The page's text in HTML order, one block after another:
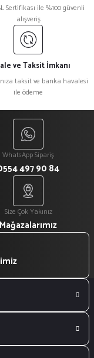
Sertifikası ile %100 güvenli
alışveriş
ve Taksit İmkanı
taksit ve banka havalesi
ile ödeme
WhatsApp Sipariş
497 90 84
Size Çok Yakınız
Mağazalarımız